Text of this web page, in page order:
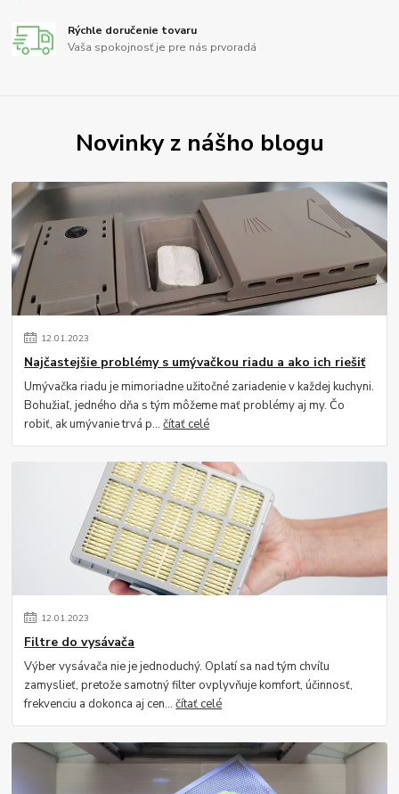
Rýchle doručenie tovaru
Vaša spokojnosť je pre nás prvoradá
Novinky z nášho blogu
12.01.2023
Najčastejšie problémy s umývačkou riadu a ako ich riešiť
Umývačka riadu je mimoriadne užitočné zariadenie v každej kuchyni.
Bohužiaľ, jedného dňa s tým môžeme mať problémy aj my. Čo
robiť, ak umývanie trvá p...čítať celé
12.01.2023
Filtre do vysávača
Výber vysávača nie je jednoduchý. Oplatí sa nad tým chvíľu
zamyslieť, pretože samotný filter ovplyvňuje komfort, účinnosť,
frekvenciu a dokonca aj cen...čítať celé